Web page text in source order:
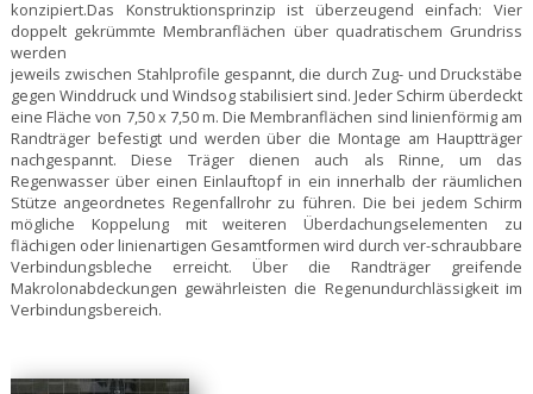
konzipiert.Das Konstruktionsprinzip ist überzeugend einfach: Vier
doppelt gekrümmte Membranflächen über quadratischem Grundriss
werden
jeweils zwischen Stahlprofile gespannt, die durch Zug- und Druckstäbe
gegen Winddruck und Windsog stabilisiert sind. Jeder Schirm überdeckt
eine Fläche von 7,50 x 7,50 m. Die Membranflächen sind linienförmig am
Randträger befestigt und werden über die Montage am Hauptträger
nachgespannt. Diese Träger dienen auch als Rinne, um das
Regenwasser über einen Einlauftopf in ein innerhalb der räumlichen
Stütze angeordnetes Regenfallrohr zu führen. Die bei jedem Schirm
mögliche Koppelung mit weiteren Überdachungselementen zu
flächigen oder linienartigen Gesamtformen wird durch ver-schraubbare
Verbindungsbleche erreicht. Über die Randträger greifende
Makrolonabdeckungen gewährleisten die Regenundurchlässigkeit im
Verbindungsbereich.